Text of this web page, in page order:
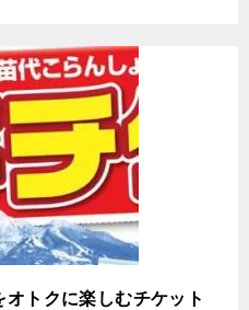
オトクに楽しむチケット